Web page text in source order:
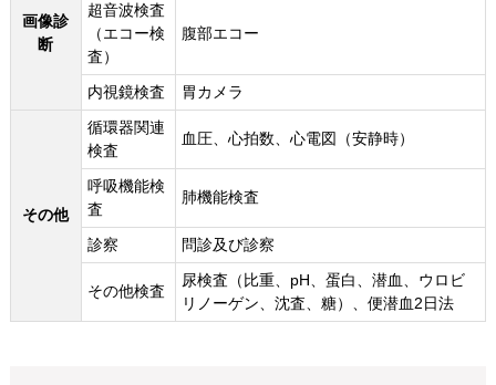
画像診
断
超音波検査
（エコー検
査）
腹部エコー
内視鏡検査 胃カメラ
その他
循環器関連
検査
血圧、心拍数、心電図（安静時）
呼吸機能検
査
肺機能検査
診察 問診及び診察
その他検査
尿検査（比重、pH、蛋白、潜血、ウロビ
リノーゲン、沈査、糖）、便潜血2日法